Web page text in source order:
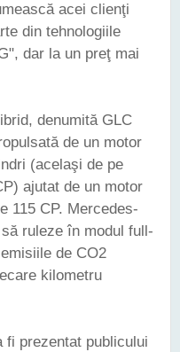
acei clienţi
din tehnologiile
dar la un preţ mai
denumită GLC
de un motor
(acelaşi de pe
ajutat de un motor
115 CP. Mercedes-
ruleze în modul full-
de CO2
kilometru
fi prezentat publicului